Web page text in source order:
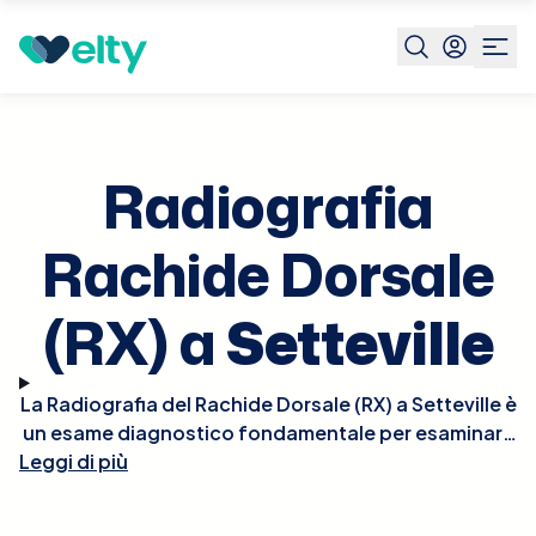
Prenota visita Radiografia Rachide Dorsale Rx
Radiografia
Rachide Dorsale
(RX) aSetteville
La Radiografia del Rachide Dorsale (RX) a Setteville è
un esame diagnostico fondamentale per esaminare
le vertebre toraciche, particolarmente indicato in
Leggi di più